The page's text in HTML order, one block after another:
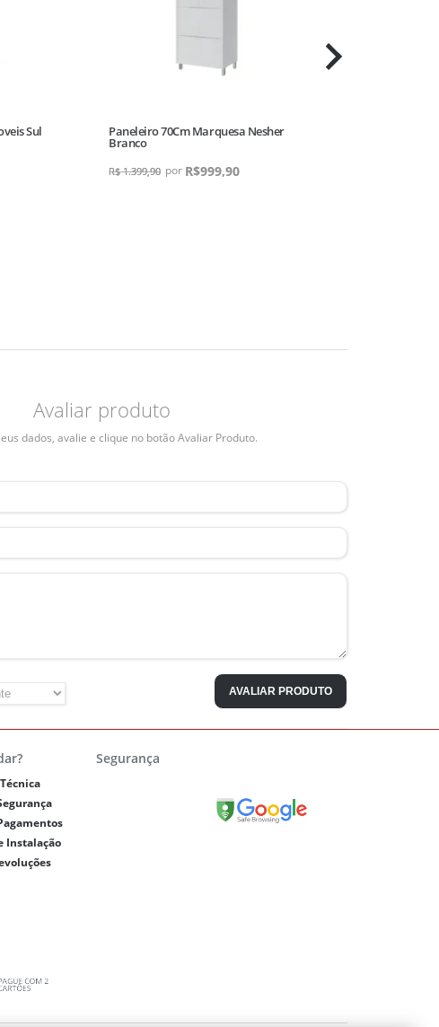
Sul Paneleiro 70Cm Marquesa Nesher
Branco
R$ 1.399,90 R$999,90
Avaliar produto
dados, avalie e clique no botão Avaliar Produto.
AVALIAR PRODUTO
Instalação
Segurança